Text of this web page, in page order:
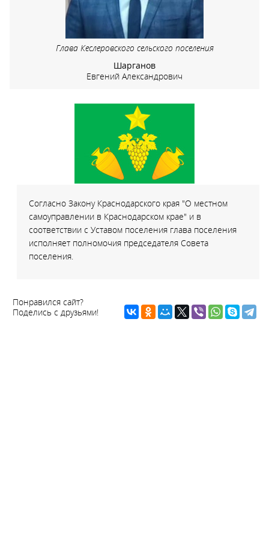
Глава Кеслеровского сельского поселения
Шарганов
Евгений Александрович
Согласно Закону Краснодарского края "О местном
самоуправлении в Краснодарском крае" и в
соответствии с Уставом поселения глава поселения
исполняет полномочия председателя Совета
поселения.
Понравился сайт?
Поделись с друзьями!